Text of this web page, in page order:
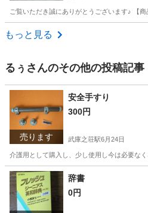
ご覧いただき誠にありがとうございます♪ 【
兵庫 神戸市
もっと見る
るぅ さんのその他の投稿記事
売ります
安全手すり
300円
武庫之荘駅6月24日
介護用として購入し、少し使用し今は必要な
兵庫 尼崎市 武庫之荘駅
辞書
0円